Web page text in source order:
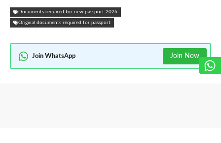
Documents required for new passport 2026
Original documents required for passport
Join WhatsApp Join Now